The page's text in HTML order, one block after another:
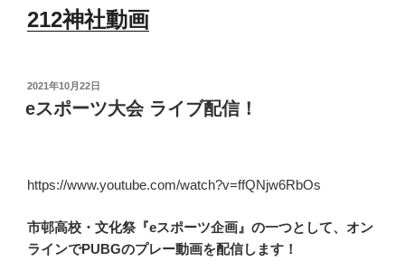
212神社動画
投
日:
2021年10月22日
eスポーツ大会 ライブ配信！
https://www.youtube.com/watch?v=ffQNjw6RbOs
市邨高校・文化祭『eスポーツ企画』の一つとして、オン
ラインでPUBGのプレー動画を配信します！